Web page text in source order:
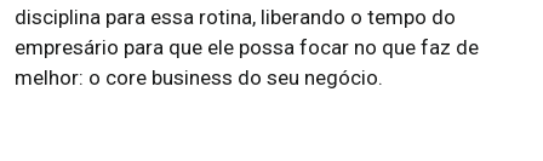
disciplina para essa rotina, liberando o tempo do
empresário para que ele possa focar no que faz de
melhor: o core business do seu negócio.